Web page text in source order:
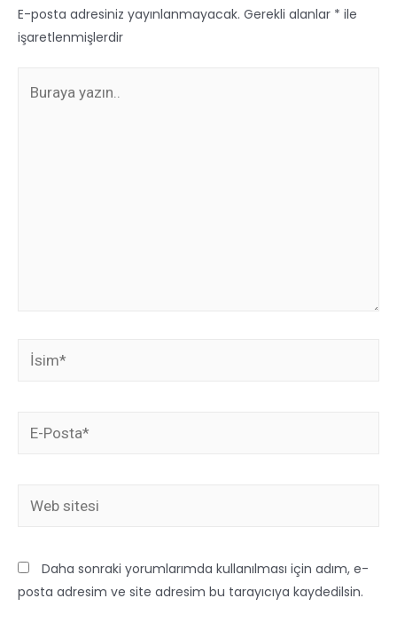
E-posta adresiniz yayınlanmayacak. Gerekli alanlar * ile
işaretlenmişlerdir
Daha sonraki yorumlarımda kullanılması için adım, e-
posta adresim ve site adresim bu tarayıcıya kaydedilsin.